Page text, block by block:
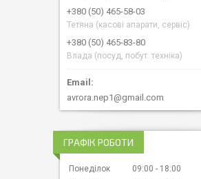
+380 (50) 465-58-03
Тетяна (касові апарати, сервіс)
+380 (50) 465-83-80
Влада (посуд, побут. техніка)
avrora.nep1@gmail.com
ГРАФІК РОБОТИ
Понеділок 09:00
18:00